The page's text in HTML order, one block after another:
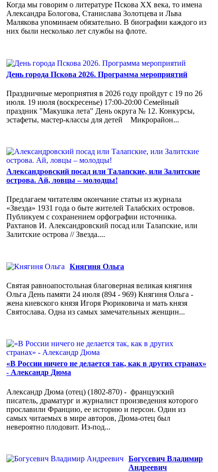
Когда мы говорим о литературе Пскова ХХ века, то имена
Александра Бологова, Станислава Золотцева и Льва
Малякова упоминаем обязательно. В биографии каждого из
них были несколько лет службы на флоте.
День города Пскова 2026. Программа мероприятий
Праздничные мероприятия в 2026 году пройдут с 19 по 26
июля. 19 июля (воскресенье) 17:00-20:00 Семейный
праздник "Макушка лета" День округа № 12. Конкурсы,
эстафеты, мастер-классы для детей Микрорайон...
Александровский посад или Талапские, или Залитские
острова. Ай, ловцы – молодцы!
Предлагаем читателям окончание статьи из журнала
«Звезда» 1931 года о быте жителей Талабских островов.
Публикуем с сохранением орфографии источника.
Рахтанов И. Александровский посад или Талапские, или
Залитские острова // Звезда....
Княгиня Ольга
Святая равноапостольная благоверная великая княгиня
Ольга День памяти 24 июля (894 - 969) Княгиня Ольга -
жена киевского князя Игоря Рюриковича и мать князя
Святослава. Одна из самых замечательных женщин...
«В России ничего не делается так, как в других странах»
- Александр Дюма
Александр Дюма (отец) (1802-870) - французский
писатель, драматург и журналист произведения которого
прославили Францию, ее историю и персон. Один из
самых читаемых в мире авторов, Дюма-отец был
невероятно плодовит. Из-под...
Богусевич Владимир
Андреевич